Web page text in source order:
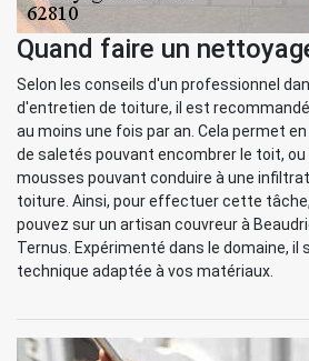
Quand faire un
Selon les conseils d'un professionnel
d'entretien de toiture, il est
au moins une fois par an. Cela permet
de saletés pouvant encombrer le toit,
mousses pouvant conduire à une
toiture. Ainsi, pour effectuer cette
pouvez sur un artisan couvreur à
Ternus. Expérimenté dans le domaine, il
technique adaptée à vos matériaux.